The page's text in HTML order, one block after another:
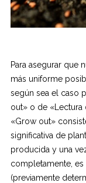
Para asegurar que
más uniforme
según sea el caso
out» o de «Lectura
«Grow out»
significativa de
producida y una
completamente, es
(previamente